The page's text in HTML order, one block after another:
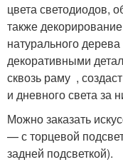
цвета светодиодов,
также
натурального
декоративными
сквозь раму ,
и дневного света за
Можно заказать
— с торцевой
задней подсветкой).